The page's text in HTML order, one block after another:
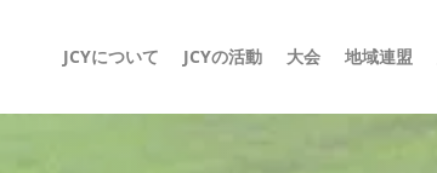
JCYについて JCYの活動 大会 地域連盟